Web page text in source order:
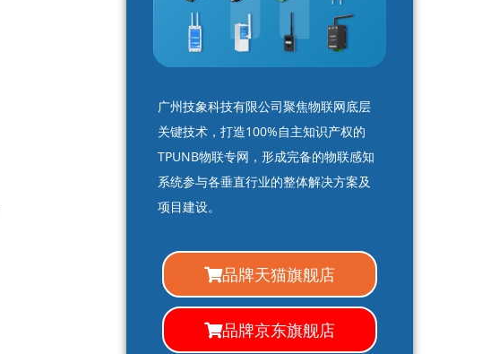
广州技象科技有限公司聚焦物联网底层
关键技术，打造100%自主知识产权的
TPUNB物联专网，形成完备的物联感知
系统参与各垂直行业的整体解决方案及
项目建设。
品牌天猫旗舰店
品牌京东旗舰店